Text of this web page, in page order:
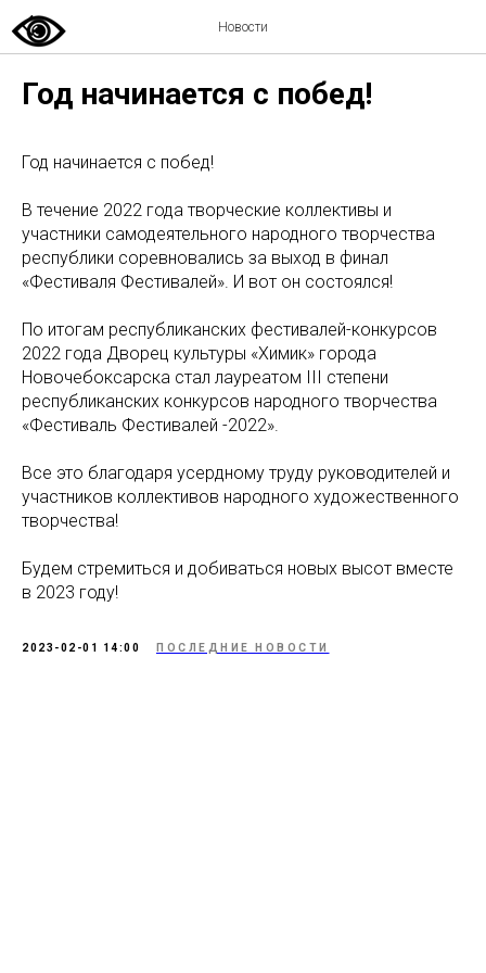
Новости
Год начинается с побед!
Год начинается с побед!
В течение 2022 года творческие коллективы и
участники самодеятельного народного творчества
республики соревновались за выход в финал
«Фестиваля Фестивалей». И вот он состоялся!
По итогам республиканских фестивалей-конкурсов
2022 года Дворец культуры «Химик» города
Новочебоксарска стал лауреатом III степени
республиканских конкурсов народного творчества
«Фестиваль Фестивалей -2022».
Все это благодаря усердному труду руководителей и
участников коллективов народного художественного
творчества!
Будем стремиться и добиваться новых высот вместе
в 2023 году!
2023-02-01 14:00 ПОСЛЕДНИЕ НОВОСТИ